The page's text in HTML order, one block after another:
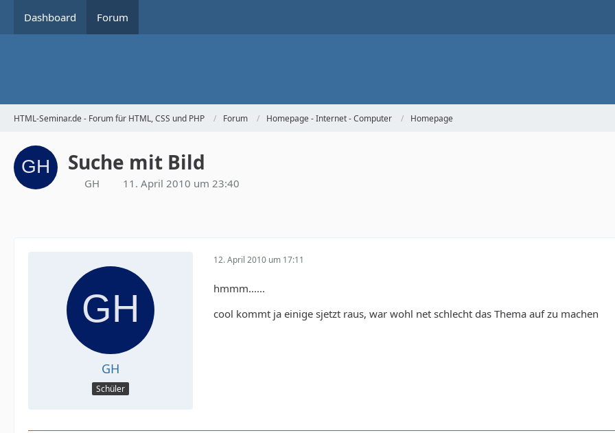
Dashboard Forum
HTML-Seminar.de - Forum für HTML, CSS und PHP Forum Homepage - Internet - Computer Homepage
Suche mit Bild
GH 11. April 2010 um 23:40
GH
Schüler
12. April 2010 um 17:11
hmmm......
cool kommt ja einige sjetzt raus, war wohl net schlecht das Thema auf zu machen